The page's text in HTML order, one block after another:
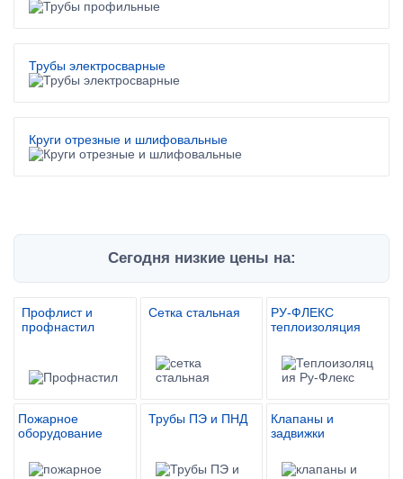
Трубы электросварные
Круги отрезные и шлифовальные
Сегодня низкие цены на:
Профлист и
профнастил
Сетка стальная
РУ-ФЛЕКС
теплоизоляция
Пожарное
оборудование
Трубы ПЭ и ПНД
Клапаны и
задвижки